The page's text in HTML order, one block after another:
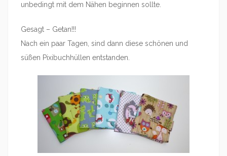
unbedingt mit dem Nähen beginnen sollte.
Gesagt – Getan!!!
Nach ein paar Tagen, sind dann diese schönen und
süßen Pixibuchhüllen entstanden.